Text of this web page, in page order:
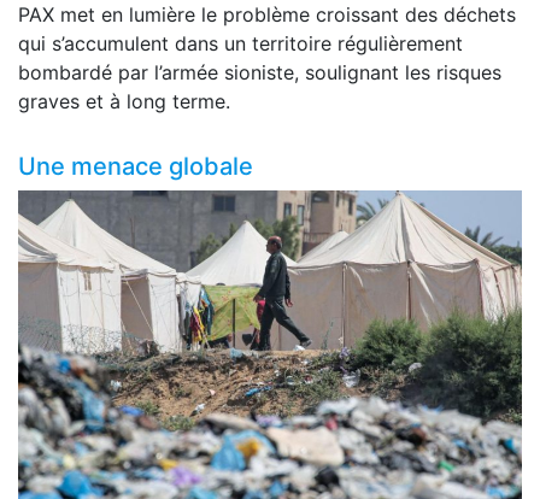
PAX met en lumière le problème croissant des déchets
qui s’accumulent dans un territoire régulièrement
bombardé par l’armée sioniste, soulignant les risques
graves et à long terme.
Une menace globale